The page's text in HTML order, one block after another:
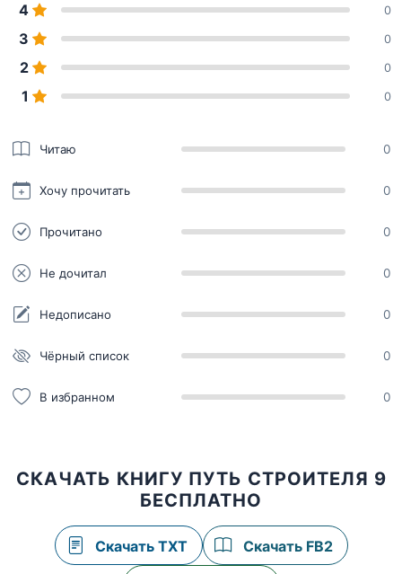
4 0
3 0
2 0
1 0
Читаю 0
Хочу прочитать 0
Прочитано 0
Не дочитал 0
Недописано 0
Чёрный список 0
В избранном 0
СКАЧАТЬ КНИГУ ПУТЬ СТРОИТЕЛЯ 9
БЕСПЛАТНО
Скачать TXT Скачать FB2